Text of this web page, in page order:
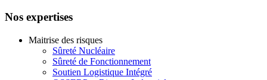
Nos expertises
Maitrise des risques
Sûreté Nucléaire
Sûreté de Fonctionnement
Soutien Logistique Intégré